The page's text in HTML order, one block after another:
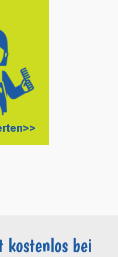
kostenlos bei